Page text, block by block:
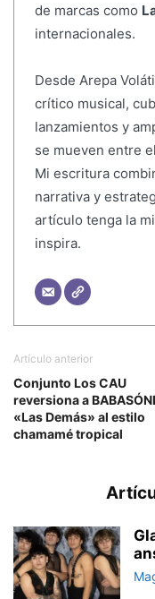
de marcas como
internacionales.
Desde Arepa
crítico musical,
lanzamientos y
se mueven entre
Mi escritura
narrativa y
artículo tenga la
inspira.
Artículo anterior
Conjunto Los CAU
reversiona a
«Las Demás» al estilo
chamamé tropical